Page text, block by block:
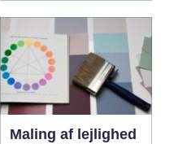
Maling af lejlighed